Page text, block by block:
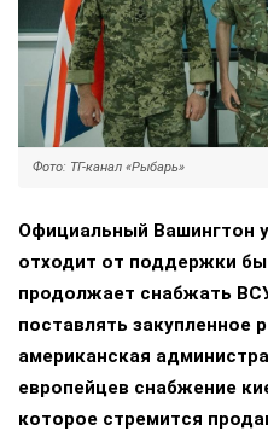
Фото: ТГ-канал «Рыбарь»
Официальный Вашингтон
отходит от поддержки
продолжает снабжать
поставлять закупленное
американская
европейцев снабжение
которое стремится